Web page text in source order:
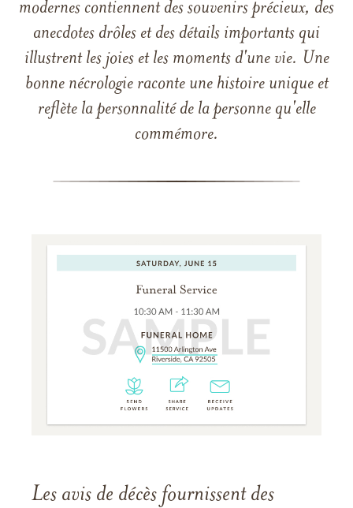
modernes contiennent des souvenirs précieux, des
anecdotes drôles et des détails importants qui
illustrent les joies et les moments d'une vie. Une
bonne nécrologie raconte une histoire unique et
reflète la personnalité de la personne qu'elle
commémore.
Les avis de décès fournissent des